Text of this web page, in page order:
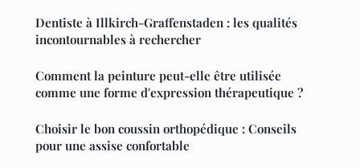
Dentiste à Illkirch-Graffenstaden : les qualités
incontournables à rechercher
Comment la peinture peut-elle être utilisée
comme une forme d'expression thérapeutique ?
Choisir le bon coussin orthopédique : Conseils
pour une assise confortable